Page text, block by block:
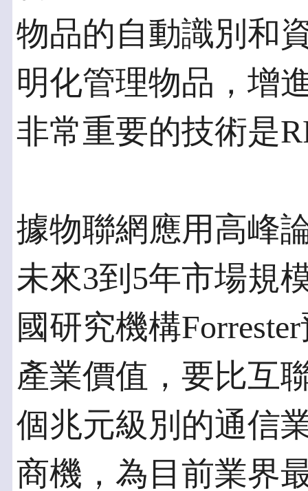
物品的自動識別和
明化管理物品，增
非常重要的技術是
據物聯網應用高峰
未來3到5年市場規
國研究機構
產業價值，要比互
個兆元級別的通信
商機，為目前業界